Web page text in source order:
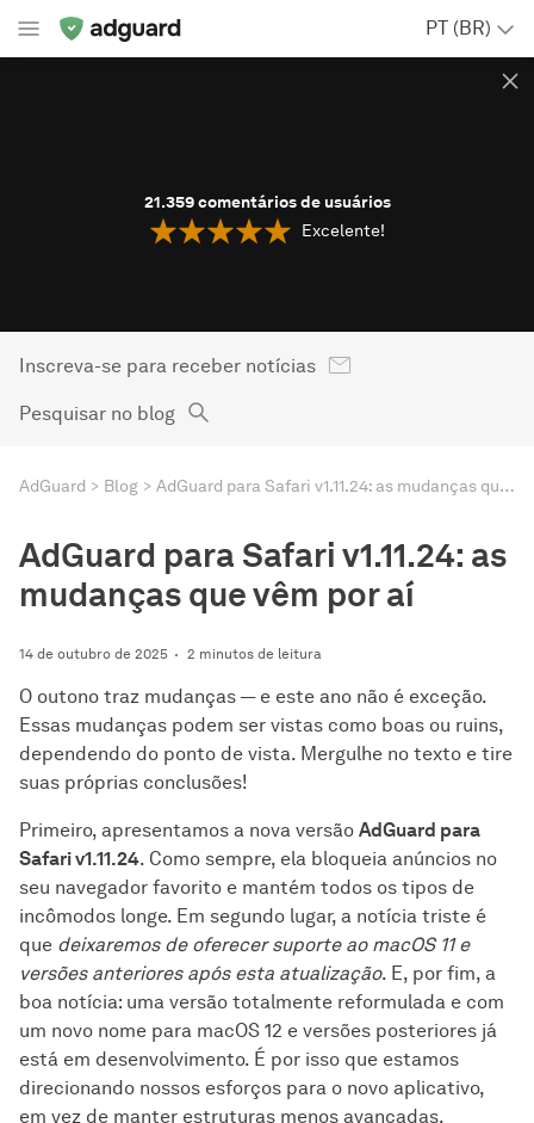
PT (BR)
21.359comentários de usuários
Excelente!
Inscreva-se para receber notícias
Pesquisar no blog
AdGuard Blog AdGuard para Safari v1.11.24: as mudanças que vêm por aí
AdGuard para Safari v1.11.24: as
mudanças que vêm por aí
14 de outubro de 2025 2 minutos de leitura
O outono traz mudanças — e este ano não é exceção.
Essas mudanças podem ser vistas como boas ou ruins,
dependendo do ponto de vista. Mergulhe no texto e tire
suas próprias conclusões!
Primeiro, apresentamos a nova versão AdGuard para
Safari v1.11.24. Como sempre, ela bloqueia anúncios no
seu navegador favorito e mantém todos os tipos de
incômodos longe. Em segundo lugar, a notícia triste é
que deixaremos de oferecer suporte ao macOS 11 e
versões anteriores após esta atualização. E, por fim, a
boa notícia: uma versão totalmente reformulada e com
um novo nome para macOS 12 e versões posteriores já
está em desenvolvimento. É por isso que estamos
direcionando nossos esforços para o novo aplicativo,
em vez de manter estruturas menos avançadas.